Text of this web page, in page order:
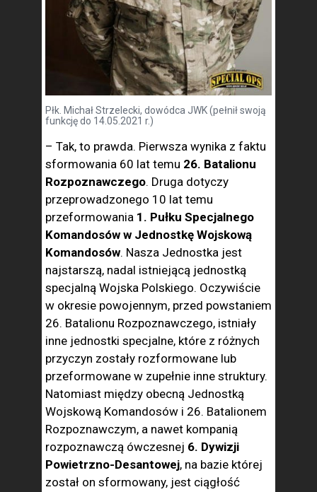
Płk. Michał Strzelecki, dowódca JWK (pełnił swoją
funkcję do 14.05.2021 r.)
– Tak, to prawda. Pierwsza wynika z faktu
sformowania 60 lat temu 26. Batalionu
Rozpoznawczego. Druga dotyczy
przeprowadzonego 10 lat temu
przeformowania 1. Pułku Specjalnego
Komandosów w Jednostkę Wojskową
Komandosów. Nasza Jednostka jest
najstarszą, nadal istniejącą jednostką
specjalną Wojska Polskiego. Oczywiście
w okresie powojennym, przed powstaniem
26. Batalionu Rozpoznawczego, istniały
inne jednostki specjalne, które z różnych
przyczyn zostały rozformowane lub
przeformowane w zupełnie inne struktury.
Natomiast między obecną Jednostką
Wojskową Komandosów i 26. Batalionem
Rozpoznawczym, a nawet kompanią
rozpoznawczą ówczesnej 6. Dywizji
Powietrzno-Desantowej, na bazie której
został on sformowany, jest ciągłość